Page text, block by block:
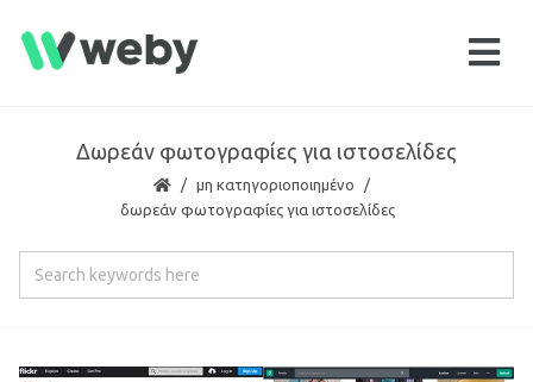
Δωρεάν φωτογραφίες για ιστοσελίδες
μη κατηγοριοποιημένο
δωρεάν φωτογραφίες για ιστοσελίδες